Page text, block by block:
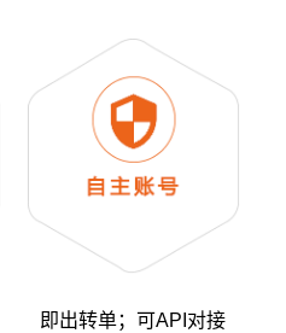
即出转单；可API对接